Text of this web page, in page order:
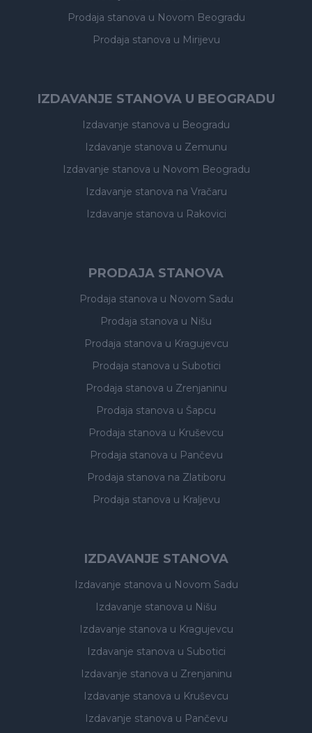
Prodaja stanova u Novom Beogradu
Prodaja stanova u Mirijevu
IZDAVANJE STANOVA U BEOGRADU
Izdavanje stanova u Beogradu
Izdavanje stanova u Zemunu
Izdavanje stanova u Novom Beogradu
Izdavanje stanova na Vračaru
Izdavanje stanova u Rakovici
PRODAJA STANOVA
Prodaja stanova u Novom Sadu
Prodaja stanova u Nišu
Prodaja stanova u Kragujevcu
Prodaja stanova u Subotici
Prodaja stanova u Zrenjaninu
Prodaja stanova u Šapcu
Prodaja stanova u Kruševcu
Prodaja stanova u Pančevu
Prodaja stanova na Zlatiboru
Prodaja stanova u Kraljevu
IZDAVANJE STANOVA
Izdavanje stanova u Novom Sadu
Izdavanje stanova u Nišu
Izdavanje stanova u Kragujevcu
Izdavanje stanova u Subotici
Izdavanje stanova u Zrenjaninu
Izdavanje stanova u Kruševcu
Izdavanje stanova u Pančevu